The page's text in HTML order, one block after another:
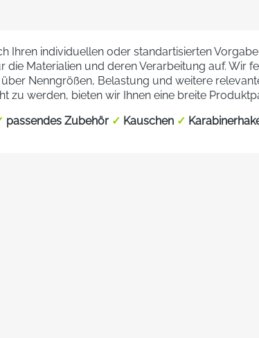
individuellen oder standartisierten
Materialien und deren Verarbeitung auf. Wir
Nenngrößen, Belastung und weitere
zu werden, bieten wir Ihnen eine breite
passendes Zubehör ✓ Kauschen ✓